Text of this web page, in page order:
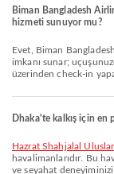
Biman Bangladesh
hizmeti sunuyor mu?
Evet, Biman Bangladesh Airlines Dhaka - Sharjah uçuşu için online check-in
imkanı sunar;
üzerinden check-in
Dhaka'te kalkış için en
Hazrat Shahjalal
havalimanlarıdır. Bu
ve seyahat